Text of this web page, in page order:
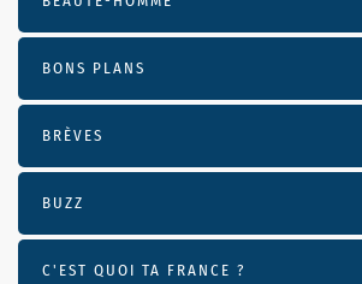
BONS PLANS
BRÈVES
BUZZ
C'EST QUOI TA FRANCE ?